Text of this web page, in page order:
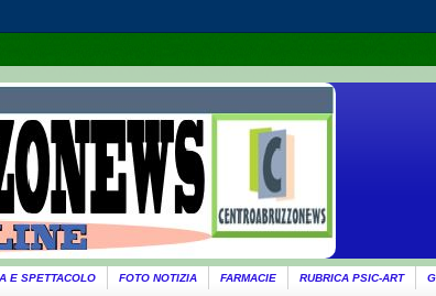
E SPETTACOLO FOTO NOTIZIA FARMACIE RUBRICA PSIC-ART